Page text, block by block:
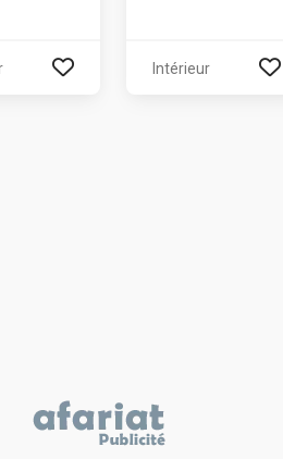
Intérieur